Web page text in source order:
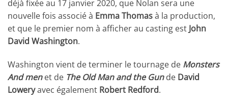
déjà fixée au 17 janvier 2020, que Nolan sera une
nouvelle fois associé à Emma Thomasà la production,
et que le premier nom à afficher au casting est John
David Washington.
Washington vient de terminer le tournage de Monsters
And menet de The Old Man and the Gunde David
Loweryavec également Robert Redford.